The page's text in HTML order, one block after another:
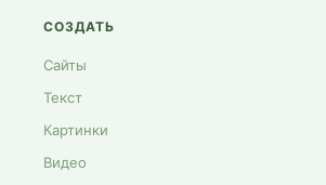
СОЗДАТЬ
Сайты
Текст
Картинки
Видео